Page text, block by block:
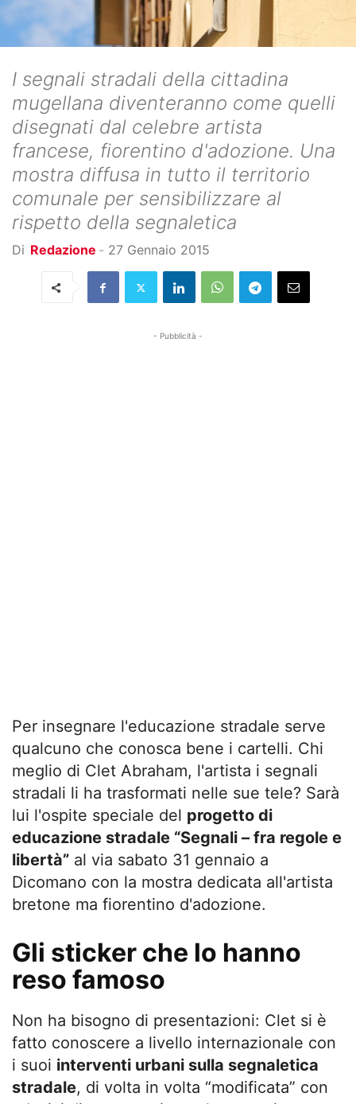
I segnali stradali della cittadina
mugellana diventeranno come quelli
disegnati dal celebre artista
francese, fiorentino d'adozione. Una
mostra diffusa in tutto il territorio
comunale per sensibilizzare al
rispetto della segnaletica
Di Redazione - 27 Gennaio 2015
- Pubblicità -
Per insegnare l'educazione stradale serve
qualcuno che conosca bene i cartelli. Chi
meglio di Clet Abraham, l'artista i segnali
stradali li ha trasformati nelle sue tele? Sarà
lui l'ospite speciale del progetto di
educazione stradale “Segnali – fra regole e
libertà” al via sabato 31 gennaio a
Dicomano con la mostra dedicata all'artista
bretone ma fiorentino d'adozione.
Gli sticker che lo hanno
reso famoso
Non ha bisogno di presentazioni: Clet si è
fatto conoscere a livello internazionale con
i suoi interventi urbani sulla segnaletica
stradale, di volta in volta “modificata” con